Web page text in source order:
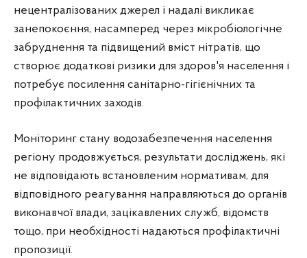
нецентралізованих джерел і надалі викликає
занепокоєння, насамперед через мікробіологічне
забруднення та підвищений вміст нітратів, що
створює додаткові ризики для здоров'я населення і
потребує посилення санітарно-гігієнічних та
профілактичних заходів.
Моніторинг стану водозабезпечення населення
регіону продовжується, результати досліджень, які
не відповідають встановленим нормативам, для
відповідного реагування направляються до органів
виконавчої влади, зацікавлених служб, відомств
тощо, при необхідності надаються профілактичні
пропозиції.